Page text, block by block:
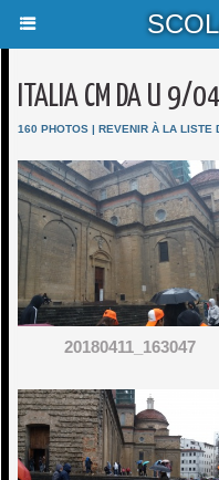
ITALIA CM DA U
160 PHOTOS | REVENIR À LA LISTE
20180411_163047